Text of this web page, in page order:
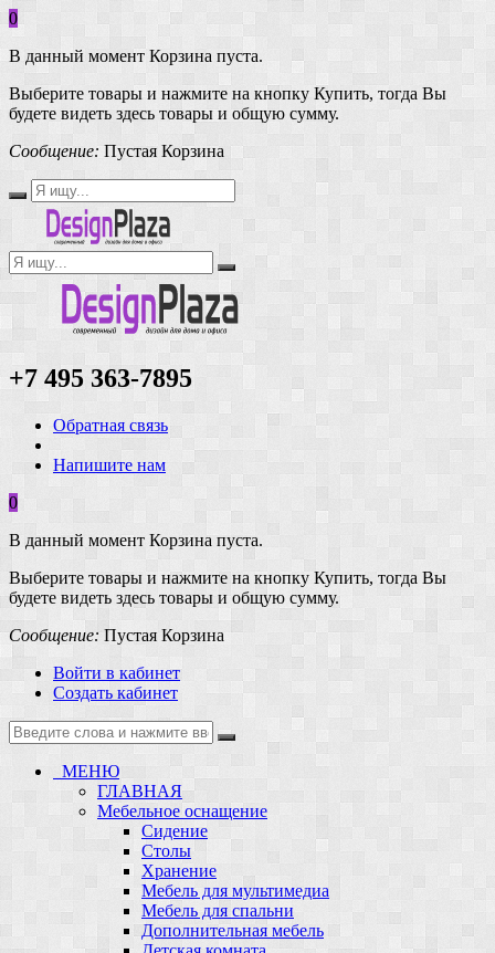
0
В данный момент Корзина пуста.
Выберите товары и нажмите на кнопку Купить, тогда Вы
будете видеть здесь товары и общую сумму.
Сообщение: Пустая Корзина
+7 495 363-7895
Обратная связь
Напишите нам
0
В данный момент Корзина пуста.
Выберите товары и нажмите на кнопку Купить, тогда Вы
будете видеть здесь товары и общую сумму.
Сообщение: Пустая Корзина
Войти в кабинет
Создать кабинет
МЕНЮ
ГЛАВНАЯ
Мебельное оснащение
Сидение
Столы
Хранение
Мебель для мультимедиа
Мебель для спальни
Дополнительная мебель